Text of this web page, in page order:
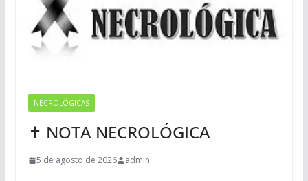
NECROLÓGICAS
✝ NOTA NECROLÓGICA
5 de agosto de 2026 admin